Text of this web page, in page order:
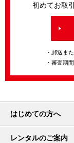
初めてお取
・郵送ま
・審査期
はじめての方へ
レンタルのご案内